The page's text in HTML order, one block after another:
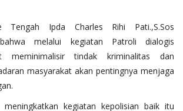
Tengah Ipda Charles Rihi Pati.,S.Sos
bahwa melalui kegiatan Patroli dialogis
meminimalisir tindak kriminalitas dan
masyarakat akan pentingnya menjaga
kegiatan kepolisian baik itu